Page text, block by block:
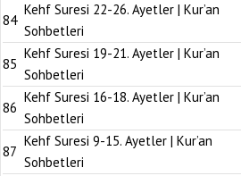
84
Kehf Suresi 22-26. Ayetler | Kur’an
Sohbetleri
85
Kehf Suresi 19-21. Ayetler | Kur’an
Sohbetleri
86
Kehf Suresi 16-18. Ayetler | Kur’an
Sohbetleri
87
Kehf Suresi 9-15. Ayetler | Kur’an
Sohbetleri